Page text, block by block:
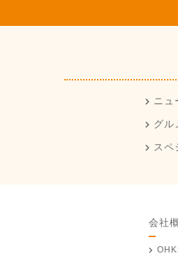
ニュ
グル
スペ
会社